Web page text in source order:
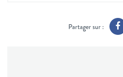
Partager sur :